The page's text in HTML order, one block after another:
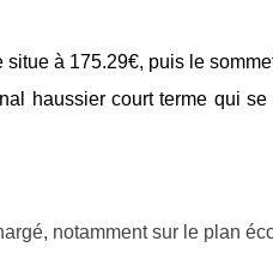
à 175.29€, puis le
haussier court terme qui
notamment sur le plan